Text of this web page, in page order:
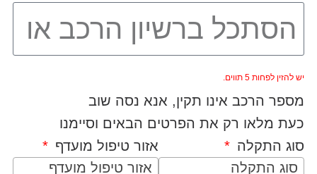
יש להזין לפחות 5 תווים.
מספר הרכב אינו תקין, אנא נסה שוב
כעת מלאו רק את הפרטים הבאים וסיימנו
סוג התקלה
סוג התקלה
אזור טיפול מועדף
אזור טיפול מועדף